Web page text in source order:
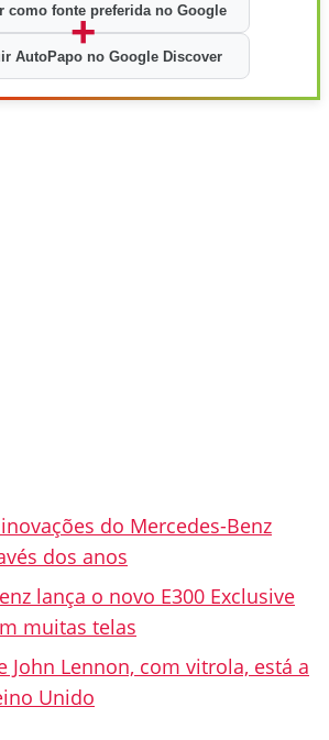
como fonte preferida no Google
+
AutoPapo no Google Discover
do Mercedes-Benz
dos anos
lança o novo E300 Exclusive
muitas telas
John Lennon, com vitrola, está a
Unido